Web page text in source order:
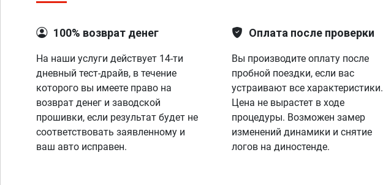
100% возврат денег
На наши услуги действует 14-ти
дневный тест-драйв, в течение
которого вы имеете право на
возврат денег и заводской
прошивки, если результат будет не
соответствовать заявленному и
ваш авто исправен.
Оплата после проверки
Вы производите оплату после
пробной поездки, если вас
устраивают все характеристики.
Цена не вырастет в ходе
процедуры. Возможен замер
изменений динамики и снятие
логов на диностенде.